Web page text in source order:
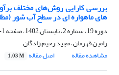
بررسی کارایی روش‌های مختلف
های ماهواره ای در سطح آب شور
دوره 19، شماره 2، تابستان 1402، صفحه
1-13
رامین قهرمان، مجید رحیم زادگان
مشاهده مقاله
اصل مقاله 1.03 M